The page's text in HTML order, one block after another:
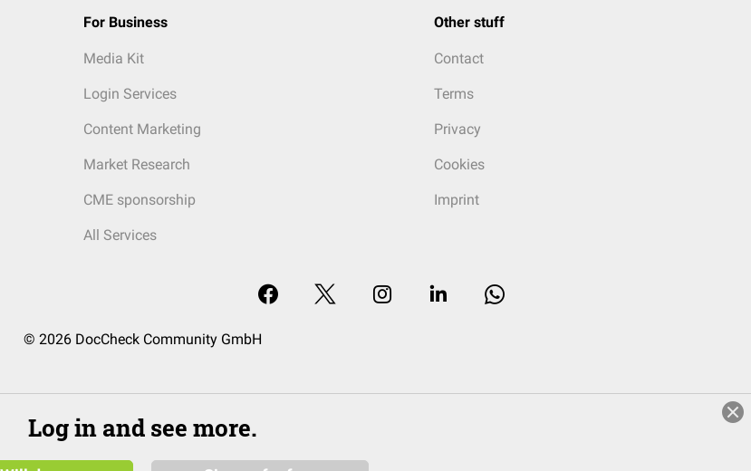
For Business
Media Kit
Login Services
Content Marketing
Market Research
CME sponsorship
All Services
Other stuff
Contact
Terms
Privacy
Cookies
Imprint
© 2026 DocCheck Community GmbH
Log in and see more.